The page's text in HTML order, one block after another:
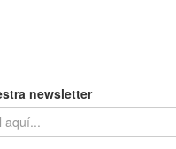
newsletter